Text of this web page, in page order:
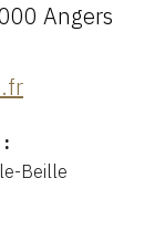
Angers
Beille